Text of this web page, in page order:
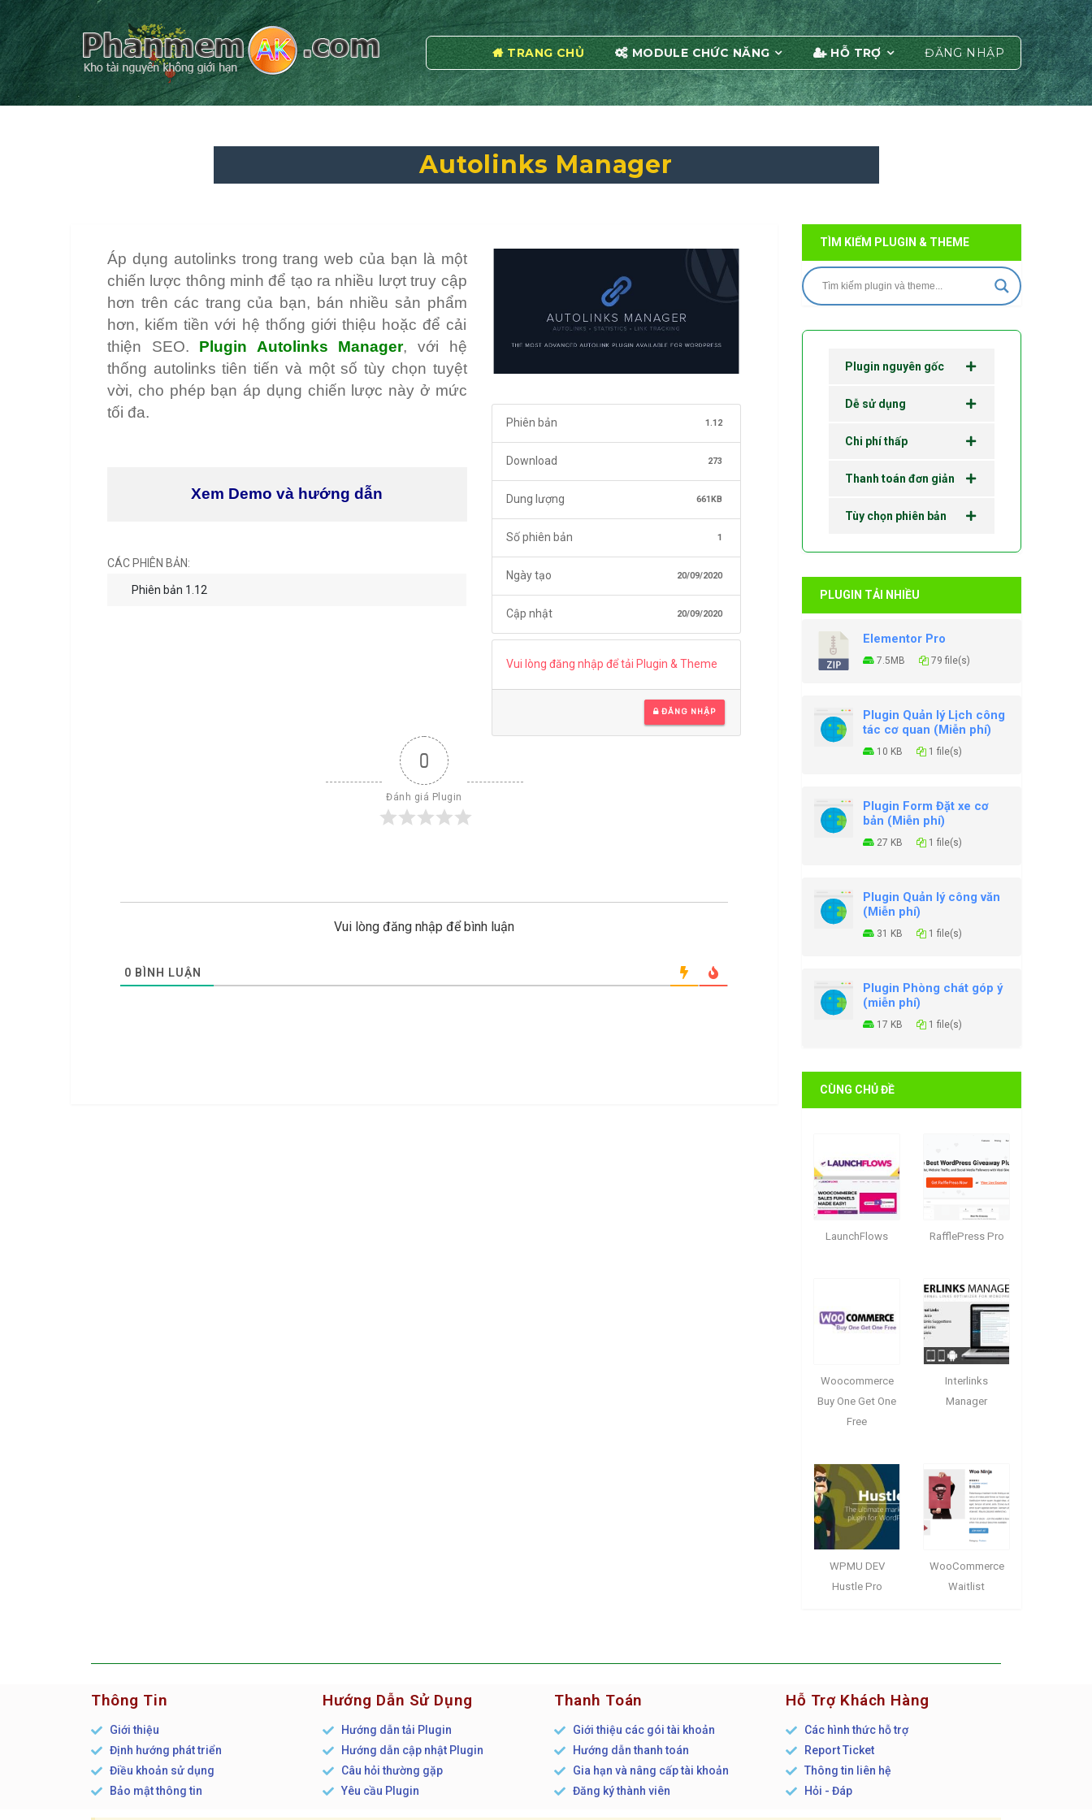
TRANG CHỦ MODULE CHỨC NĂNG HỖ TRỢ ĐĂNG NHẬP
Autolinks Manager
Áp dụng autolinks trong trang web của bạn là một
chiến lược thông minh để tạo ra nhiều lượt truy cập
hơn trên các trang của bạn, bán nhiều sản phẩm
hơn, kiếm tiền với hệ thống giới thiệu hoặc để cải
thiện SEO. Plugin Autolinks Manager, với hệ
thống autolinks tiên tiến và một số tùy chọn tuyệt
vời, cho phép bạn áp dụng chiến lược này ở mức
tối đa.
Xem Demo và hướng dẫn
CÁC PHIÊN BẢN:
Phiên bản 1.12
Phiên bản 1.12
Download 273
Dung lượng 661KB
Số phiên bản 1
Ngày tạo 20/09/2020
Cập nhật 20/09/2020
Vui lòng đăng nhập để tải Plugin & Theme
ĐĂNG NHẬP
0
Đánh giá Plugin
Vui lòng đăng nhập để bình luận
0 BÌNH LUẬN
TÌM KIẾM PLUGIN & THEME
Plugin nguyên gốc
Dễ sử dụng
Chi phí thấp
Thanh toán đơn giản
Tùy chọn phiên bản
PLUGIN TẢI NHIỀU
Elementor Pro
7.5MB 79 file(s)
Plugin Quản lý Lịch công
tác cơ quan (Miễn phí)
10 KB 1 file(s)
Plugin Form Đặt xe cơ
bản (Miễn phí)
27 KB 1 file(s)
Plugin Quản lý công văn
(Miễn phí)
31 KB 1 file(s)
Plugin Phòng chát góp ý
(miễn phí)
17 KB 1 file(s)
CÙNG CHỦ ĐỀ
LaunchFlows RafflePress Pro
Woocommerce
Buy One Get One
Free
Interlinks
Manager
WPMU DEV
Hustle Pro
WooCommerce
Waitlist
Thông Tin
Giới thiệu
Định hướng phát triển
Điều khoản sử dụng
Bảo mật thông tin
Hướng Dẫn Sử Dụng
Hướng dẫn tải Plugin
Hướng dẫn cập nhật Plugin
Câu hỏi thường gặp
Yêu cầu Plugin
Thanh Toán
Giới thiệu các gói tài khoản
Hướng dẫn thanh toán
Gia hạn và nâng cấp tài khoản
Đăng ký thành viên
Hỗ Trợ Khách Hàng
Các hình thức hỗ trợ
Report Ticket
Thông tin liên hệ
Hỏi - Đáp